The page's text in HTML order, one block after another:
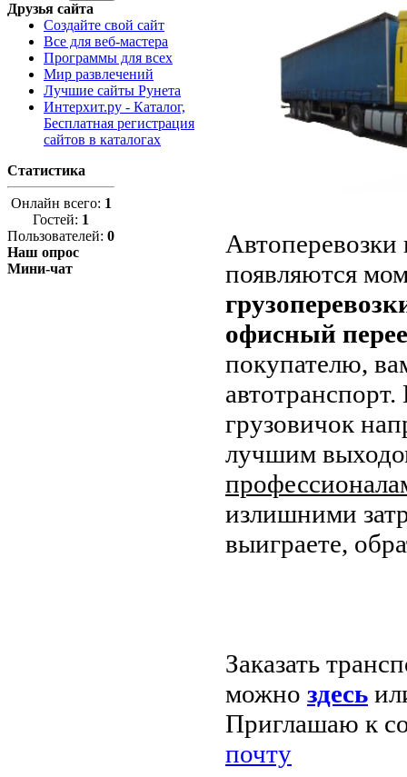
Друзья сайта
Создайте свой сайт
Все для веб-мастера
Программы для всех
Мир развлечений
Лучшие сайты Рунета
Интерхит.ру - Каталог,
Бесплатная регистрация
сайтов в каталогах
Статистика
Онлайн всего: 1
Гостей: 1
Пользователей: 0
Наш опрос
Мини-чат
Автоперевозки
появляются
офисный
покупателю,
грузовичок
лучшим
излишними
выиграете,
Заказать
можно здесь
Приглашаю к
почту